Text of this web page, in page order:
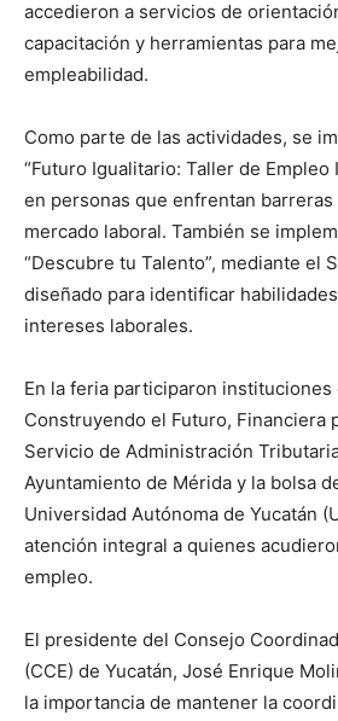
accedieron a servicios de
capacitación y herramientas para
empleabilidad.
Como parte de las actividades, se
“Futuro Igualitario: Taller de Empleo
en personas que enfrentan
mercado laboral. También se
“Descubre tu Talento”, mediante el
diseñado para identificar
intereses laborales.
En la feria participaron instituciones
Construyendo el Futuro, Financiera
Servicio de Administración
Ayuntamiento de Mérida y la bolsa
Universidad Autónoma de Yucatán
atención integral a quienes
empleo.
El presidente del Consejo
(CCE) de Yucatán, José Enrique
la importancia de mantener la